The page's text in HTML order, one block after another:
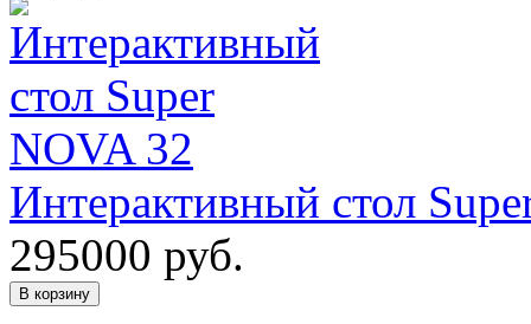
Интерактивный стол
295000 руб.
В корзину